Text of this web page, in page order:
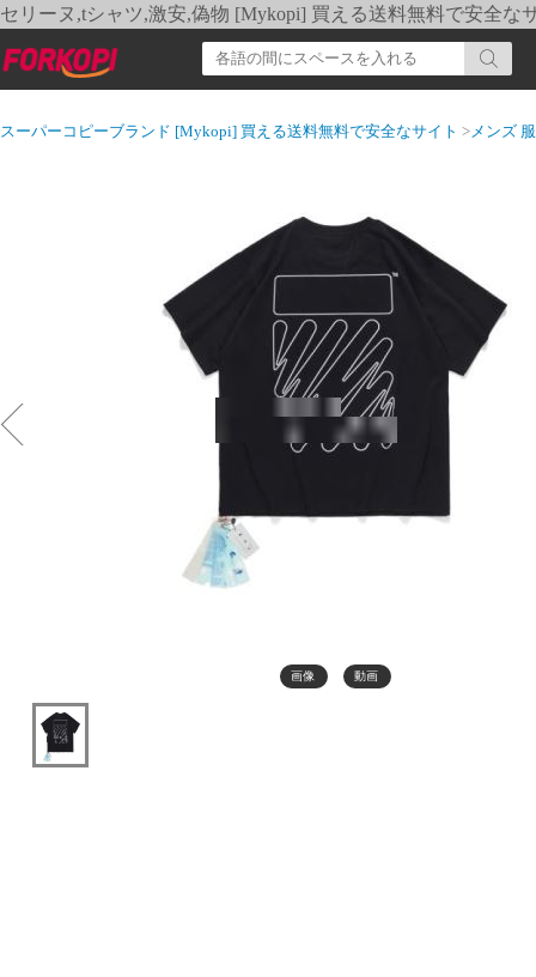
セリーヌ,tシャツ,激安,偽物 [Mykopi] 買える送料無料で安全な
スーパーコピーブランド [Mykopi] 買える送料無料で安全なサイト >メンズ 服
画像 動画